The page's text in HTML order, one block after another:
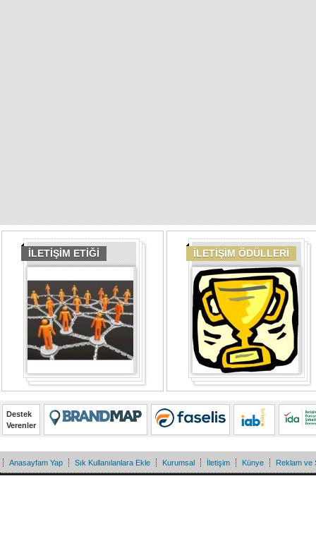
İLETİŞİM ETİĞİ İLETİŞİM ÖDÜLLERİ
Destek
Verenler
Anasayfam Yap Sık Kullanılanlara Ekle Kurumsal İletişim Künye Reklam ve